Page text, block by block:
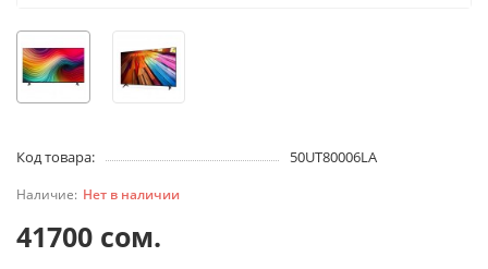
Код товара: 50UT80006LA
Нет в наличии
41700 сом.